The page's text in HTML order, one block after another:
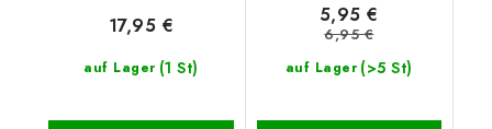
auf Lager (1 St)
17,95 €
auf Lager (>5 St)
5,95 €
6,95 €